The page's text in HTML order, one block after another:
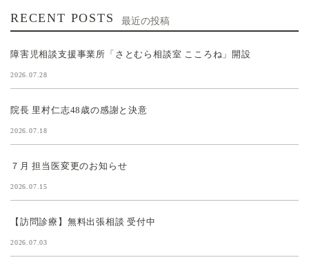
RECENT POSTS 最近の投稿
障害児相談支援事業所「さとむら相談室 こころね」開設
2026.07.28
院長 里村仁志48歳の感謝と決意
2026.07.18
７月 担当医変更のお知らせ
2026.07.15
【訪問診療】無料出張相談 受付中
2026.07.03